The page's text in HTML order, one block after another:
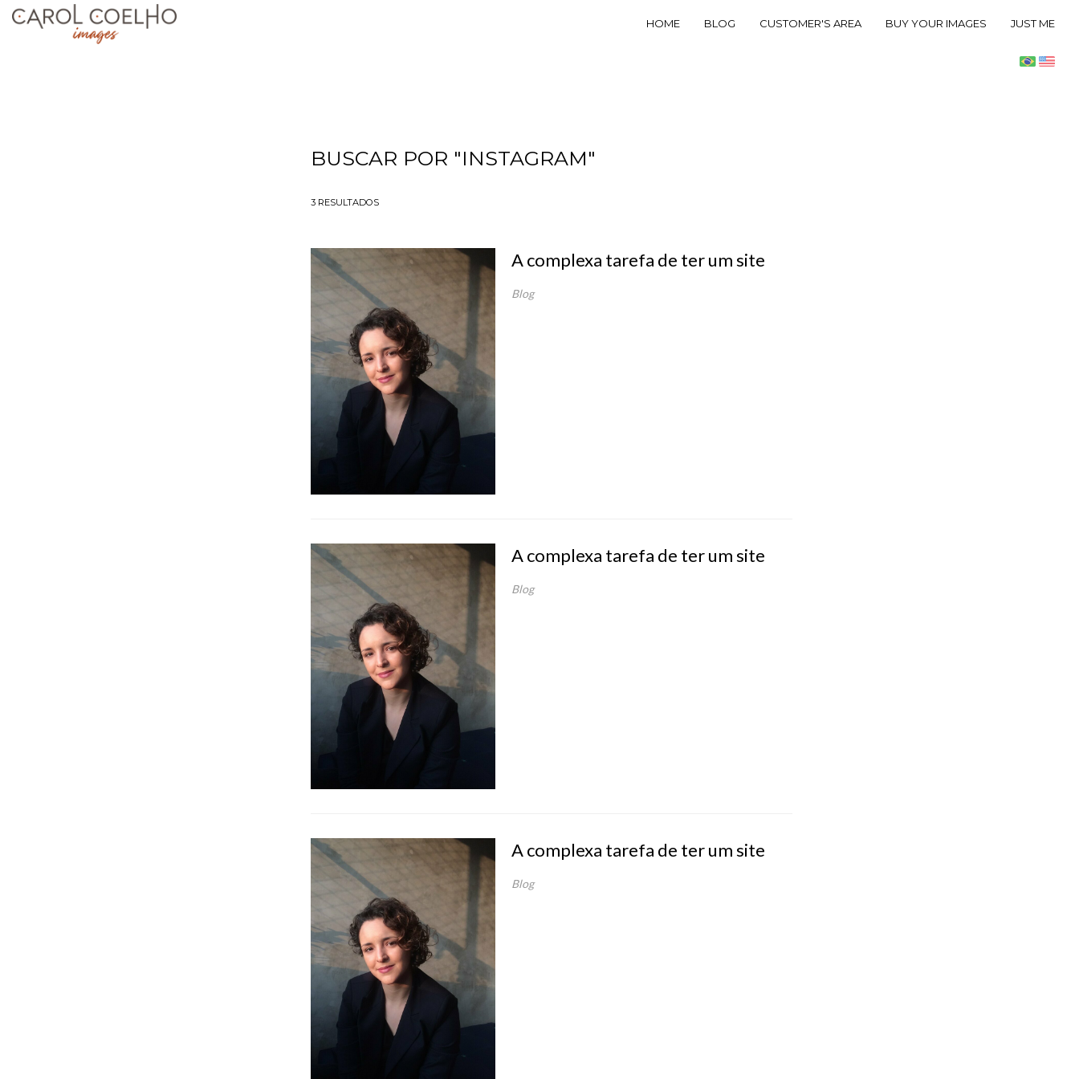
HOME BLOG CUSTOMER'S AREA BUY YOUR IMAGES JUST ME
BUSCAR POR "INSTAGRAM"
3 RESULTADOS
A complexa tarefa de ter um site
Blog
A complexa tarefa de ter um site
Blog
A complexa tarefa de ter um site
Blog